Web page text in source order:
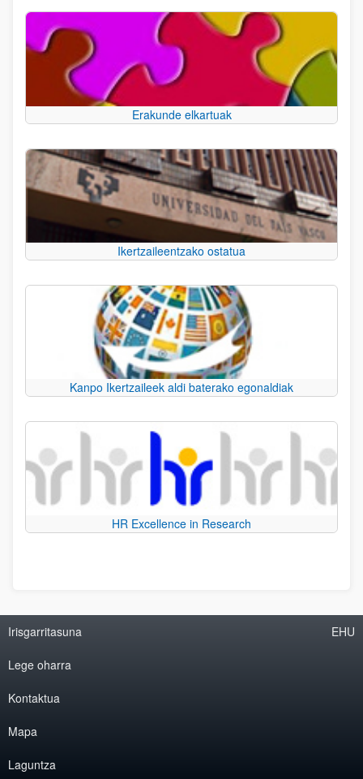
Erakunde elkartuak
Ikertzaileentzako ostatua
Kanpo Ikertzaileek aldi baterako egonaldiak
HR Excellence in Research
Irisgarritasuna
Lege oharra
Kontaktua
Mapa
Laguntza
EHU